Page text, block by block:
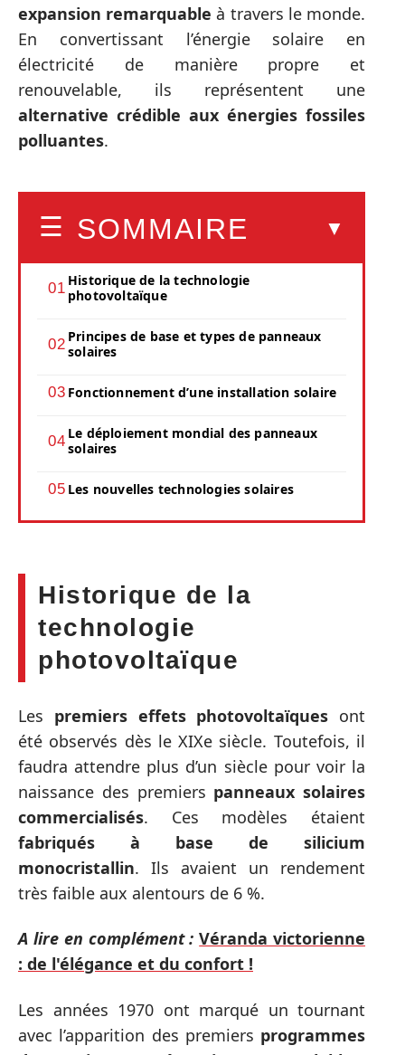
expansion remarquable à travers le monde.
En convertissant l’énergie solaire en
électricité de manière propre et
renouvelable, ils représentent une
alternative crédible aux énergies fossiles
polluantes.
SOMMAIRE
Historique de la technologie
photovoltaïque
Principes de base et types de panneaux
solaires
Fonctionnement d’une installation solaire
Le déploiement mondial des panneaux
solaires
Les nouvelles technologies solaires
Historique de la
technologie
photovoltaïque
Les premiers effets photovoltaïques ont
été observés dès le XIXe siècle. Toutefois, il
faudra attendre plus d’un siècle pour voir la
naissance des premiers panneaux solaires
commercialisés. Ces modèles étaient
fabriqués à base de silicium
monocristallin. Ils avaient un rendement
très faible aux alentours de 6 %.
A lire en complément : Véranda victorienne
: de l'élégance et du confort !
Les années 1970 ont marqué un tournant
avec l’apparition des premiers programmes